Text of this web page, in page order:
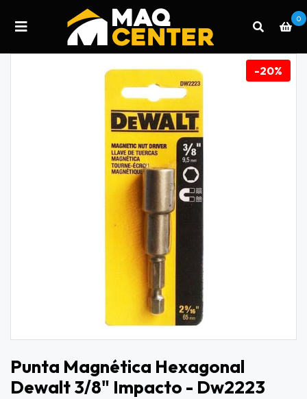
0
-20%
Punta Magnética Hexagonal
Dewalt 3/8" Impacto - Dw2223